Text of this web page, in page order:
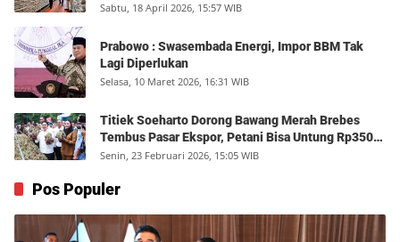
Sabtu, 18 April 2026, 15:57 WIB
Prabowo : Swasembada Energi, Impor BBM Tak
Lagi Diperlukan
Selasa, 10 Maret 2026, 16:31 WIB
Titiek Soeharto Dorong Bawang Merah Brebes
Tembus Pasar Ekspor, Petani Bisa Untung Rp350
Juta per Hektare
Senin, 23 Februari 2026, 15:05 WIB
Pos Populer